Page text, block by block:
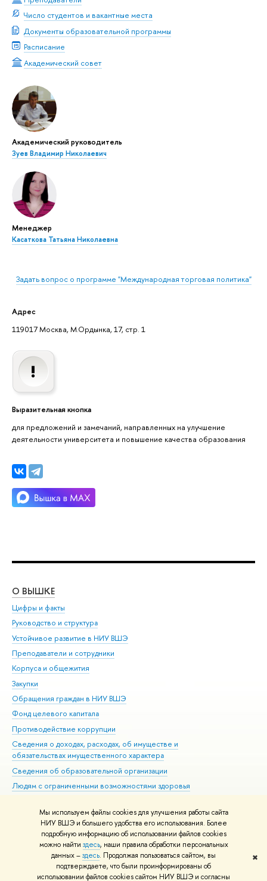
Мы используем файлы cookies для улучшения работы сайта
НИУ ВШЭ и большего удобства его использования. Более
подробную информацию об использовании файлов cookies
можно найти здесь, наши правила обработки персональных
данных –здесь. Продолжая пользоваться сайтом, вы
подтверждаете, что были проинформированы об
использовании файлов cookies сайтом НИУ ВШЭ и согласны
✖
Число студентов и вакантные места
Документы образовательной программы
Расписание
Академический совет
Академический руководитель
Зуев Владимир Николаевич
Менеджер
Касаткова Татьяна Николаевна
Задать вопрос о программе "Международная торговая политика"
Адрес
119017 Москва, М.Ордынка, 17, стр. 1
Выразительная кнопка
для предложений и замечаний, направленных на улучшение
деятельности университета и повышение качества образования
О ВЫШКЕ
Цифры и факты
Руководство и структура
Устойчивое развитие в НИУ ВШЭ
Преподаватели и сотрудники
Корпуса и общежития
Закупки
Обращения граждан в НИУ ВШЭ
Фонд целевого капитала
Противодействие коррупции
Сведения о доходах, расходах, об имуществе и
обязательствах имущественного характера
Сведения об образовательной организации
Людям с ограниченными возможностями здоровья
Работа в Вышке
© НИУ ВШЭ 1993–2026 Адреса и контакты Условия использования